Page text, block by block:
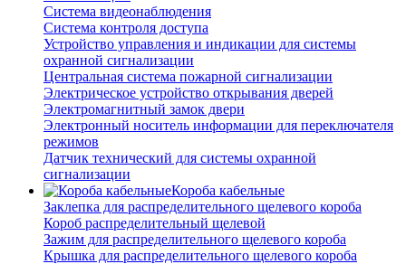
Система видеонаблюдения
Система контроля доступа
Устройство управления и индикации для системы
охранной сигнализации
Центральная система пожарной сигнализации
Электрическое устройство открывания дверей
Электромагнитный замок двери
Электронный носитель информации для переключателя
режимов
Датчик технический для системы охранной
сигнализации
Короба кабельные
Заклепка для распределительного щелевого короба
Короб распределительный щелевой
Зажим для распределительного щелевого короба
Крышка для распределительного щелевого короба